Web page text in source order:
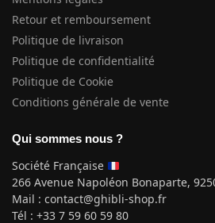
Retour et remboursement
Politique de livraison
Politique de confidentialité
Politique de Cookie
Conditions générale de vente
Qui sommes nous ?
Société Française
266 Avenue Napoléon Bonaparte,
Mail : contact@ghibli-shop.fr
Tél : +33 7 59 60 59 80